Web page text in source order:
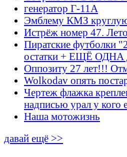
генератор Г-11А
Эмблему КМЗ
Истрёж номер 47.
Пиратские футболки
остатки + ЕЩЁ ОДНА
Оппозиту 27 лет!!!
Wolkodav опять
Чертеж флажка
надписью урал у кого
Наша мотожизнь
давай ещё >>